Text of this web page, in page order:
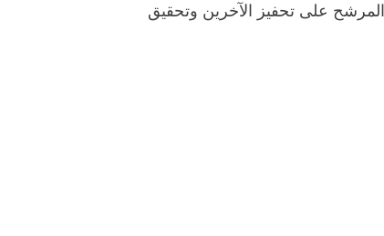
المرشح على تحفيز الآخرين وتحقيق